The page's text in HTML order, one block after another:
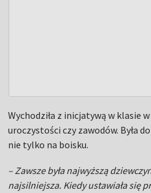
Wychodziła z inicjatywą w klasie
uroczystości czy zawodów. Była
nie tylko na boisku.
– Zawsze była najwyższą
najsilniejsza. Kiedy ustawiała się